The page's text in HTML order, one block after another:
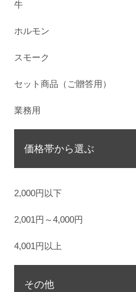
牛
ホルモン
スモーク
セット商品（ご贈答用）
業務用
価格帯から選ぶ
2,000円以下
2,001円～4,000円
4,001円以上
その他